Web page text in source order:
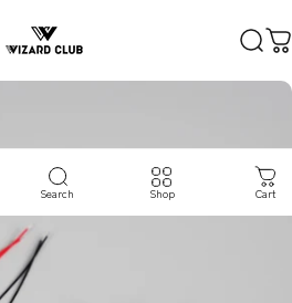
VIZARD CLUB 検索
Search Shop Cart